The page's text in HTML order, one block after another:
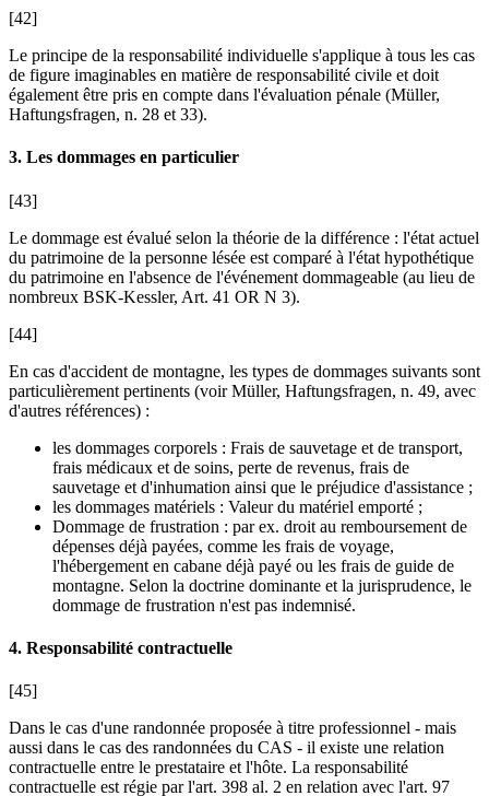
[42]
Le principe de la responsabilité individuelle s'applique à tous les cas
de figure imaginables en matière de responsabilité civile et doit
également être pris en compte dans l'évaluation pénale (Müller,
Haftungsfragen, n. 28 et 33).
3. Les dommages en particulier
[43]
Le dommage est évalué selon la théorie de la différence : l'état actuel
du patrimoine de la personne lésée est comparé à l'état hypothétique
du patrimoine en l'absence de l'événement dommageable (au lieu de
nombreux BSK-Kessler, Art. 41 OR N 3).
[44]
En cas d'accident de montagne, les types de dommages suivants sont
particulièrement pertinents (voirMüller, Haftungsfragen, n. 49, avec
d'autres références) :
les dommages corporels : Frais de sauvetage et de transport,
frais médicaux et de soins, perte de revenus, frais de
sauvetage et d'inhumation ainsi que le préjudice d'assistance ;
les dommages matériels : Valeur du matériel emporté ;
Dommage de frustration : par ex. droit au remboursement de
dépenses déjà payées, comme les frais de voyage,
l'hébergement en cabane déjà payé ou les frais de guide de
montagne. Selon la doctrine dominante et la jurisprudence, le
dommage de frustration n'est pas indemnisé.
4. Responsabilité contractuelle
[45]
Dans le cas d'une randonnée proposée à titre professionnel - mais
aussi dans le cas des randonnées du CAS - il existe une relation
contractuelle entre le prestataire et l'hôte. La responsabilité
contractuelle est régie par l'art. 398 al. 2 en relation avec l'art. 97